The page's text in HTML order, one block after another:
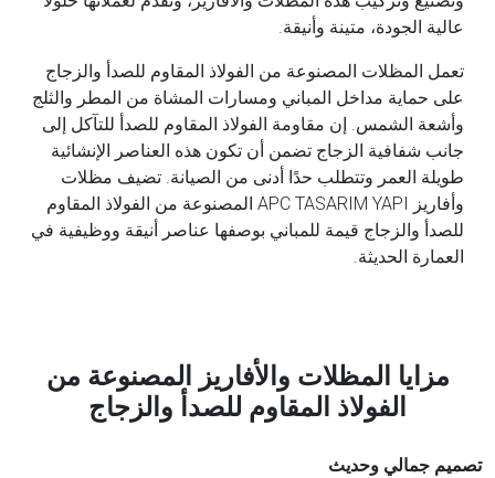
عالية الجودة، متينة وأنيقة.
تعمل المظلات المصنوعة من الفولاذ المقاوم للصدأ والزجاج
على حماية مداخل المباني ومسارات المشاة من المطر والثلج
وأشعة الشمس. إن مقاومة الفولاذ المقاوم للصدأ للتآكل إلى
جانب شفافية الزجاج تضمن أن تكون هذه العناصر الإنشائية
طويلة العمر وتتطلب حدًا أدنى من الصيانة. تضيف مظلات
وأفاريز APC TASARIM YAPI المصنوعة من الفولاذ المقاوم
للصدأ والزجاج قيمة للمباني بوصفها عناصر أنيقة ووظيفية في
العمارة الحديثة.
مزايا المظلات والأفاريز المصنوعة من
الفولاذ المقاوم للصدأ والزجاج
تصميم جمالي وحديث